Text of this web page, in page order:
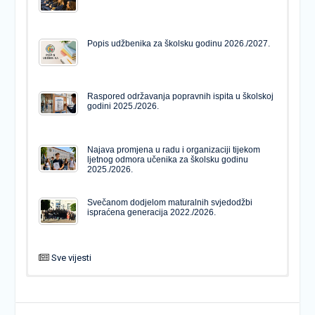
Popis udžbenika za školsku godinu 2026./2027.
Raspored održavanja popravnih ispita u školskoj
godini 2025./2026.
Najava promjena u radu i organizaciji tijekom
ljetnog odmora učenika za školsku godinu
2025./2026.
Svečanom dodjelom maturalnih svjedodžbi
ispraćena generacija 2022./2026.
Sve vijesti